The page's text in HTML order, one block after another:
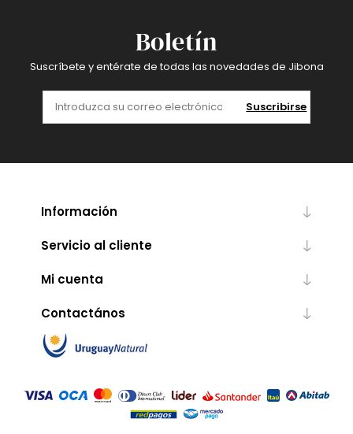
Boletín
Suscríbete y entérate de todas las novedades de Jibona
Suscribirse
Información
Servicio al cliente
Mi cuenta
Contactános